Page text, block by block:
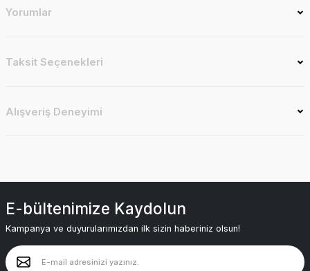
Yorumlar
Taksit Seçenekleri
Alışveriş Deneyimi
E-bültenimize Kaydolun
Kampanya ve duyurularımızdan ilk sizin haberiniz olsun!